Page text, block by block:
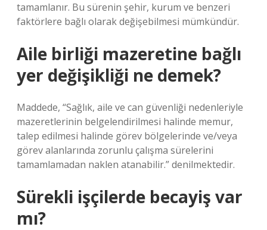
tamamlanır. Bu sürenin şehir, kurum ve benzeri
faktörlere bağlı olarak değişebilmesi mümkündür.
Aile birliği mazeretine bağlı
yer değişikliği ne demek?
Maddede, “Sağlık, aile ve can güvenliği nedenleriyle
mazeretlerinin belgelendirilmesi halinde memur,
talep edilmesi halinde görev bölgelerinde ve/veya
görev alanlarında zorunlu çalışma sürelerini
tamamlamadan naklen atanabilir.” denilmektedir.
Sürekli işçilerde becayiş var
mı?